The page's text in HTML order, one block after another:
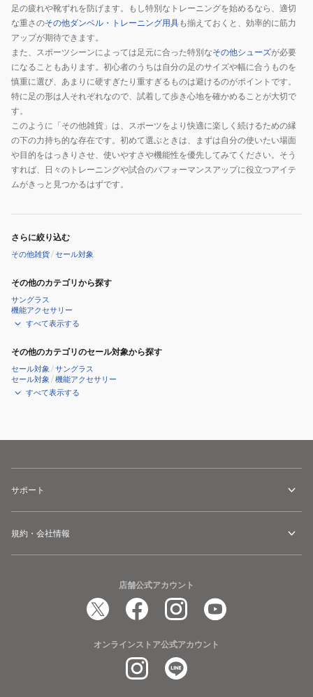
足の疲れや靴ずれを防げます。もし特別なトレーニングを始めるなら、適切
な重さのその他ダンベル・トレーニング用具も揃えておくと、効率的に筋力
アップが期待できます。
また、スポーツシーンによっては足元に合った特別なその他シューズが必要
になることもあります。初心者のうちは自分の足のサイズや幅に合うものを
慎重に選び、あまりに硬すぎたり重すぎるものは避けるのがポイントです。
特に足の形は人それぞれなので、試着して歩き心地を確かめることが大切で
す。
このように「その他雑貨」は、スポーツをより快適に楽しく続けるための縁
の下の力持ち的な存在です。初めて選ぶときは、まずは自分の使いたい場面
や目的をはっきりさせ、使いやすさや機能性を優先してみてください。そう
すれば、日々のトレーニングや試合のパフォーマンスアップに役立つアイテ
ムがきっと見つかるはずです。
さらに絞り込む
その他雑貨/セール対象
その他のカテゴリから探す
サングラス
機能アクセサリー
すべて表示する
その他のカテゴリのセール対象から探す
セール対象 /サングラス
セール対象 /機能アクセサリー
すべて表示する
サポート
規約・会社情報
店舗公式アカウント
オンラインストア公式アカウント